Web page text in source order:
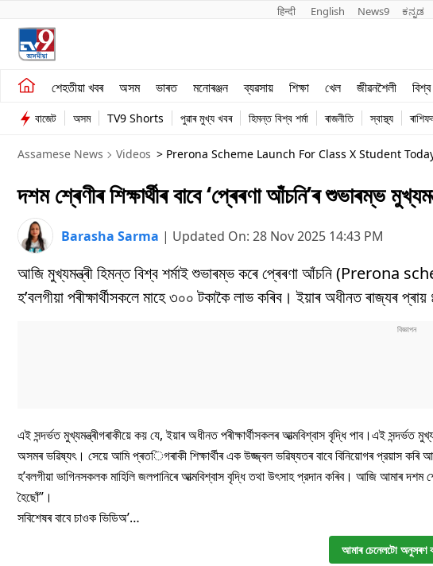
हिन्दी English News9 ಕನ್ನಡ
শেহতীয়া খবৰ অসম ভাৰত মনোৰঞ্জন ব্যৱসায় শিক্ষা খেল জীৱনশৈলী বিশ্ব
শেহতীয়া খবৰ
অসম
ভাৰত
ব্যৱসায়
বাজেট অসম TV9 Shorts পুৱাৰ মুখ্য খবৰ হিমন্ত বিশ্ব শৰ্মা ৰাজনীতি স্বাস্থ্য
Assamese News Videos > Prerona Scheme Launch For Class X Student
দশম শ্ৰেণীৰ শিক্ষাৰ্থীৰ বাবে ‘প্ৰেৰণা আঁচনি’ৰ শুভাৰম্ভ
Barasha Sarma | Updated On: 28 Nov 2025 14:43 PM
আজি মুখ্যমন্ত্ৰী হিমন্ত বিশ্ব শৰ্মাই শুভাৰম্ভ কৰে প্ৰেৰণা আঁচনি (Prerona
হ’বলগীয়া পৰীক্ষাৰ্থীসকলে মাহে ৩০০ টকাকৈ লাভ কৰিব। ইয়াৰ অধীনত ৰাজ্যৰ প্ৰায়
এই সন্দৰ্ভত মুখ্যমন্ত্ৰীগৰাকীয়ে কয় যে, ইয়াৰ অধীনত পৰীক্ষাৰ্থীসকলৰ আত্মবিশ্বাস বৃদ্ধি পাব।এই সন্দৰ্ভত
অসমৰ ভৱিষ্যৎ। সেয়ে আমি প্ৰতিগৰাকী শিক্ষার্থীৰ এক উজ্জ্বল ভৱিষ্যতৰ বাবে বিনিয়োগৰ প্রয়াস কৰি
হ’বলগীয়া ভাগিনসকলক মাহিলি জলপানিৰে আত্মবিশ্বাস বৃদ্ধি তথা উৎসাহ প্রদান কৰিব। আজি আমাৰ
হৈছোঁ”।
সবিশেষৰ বাবে চাওক ভিডিঅ’…
আমাৰ চেনেলটো অনুসৰণ